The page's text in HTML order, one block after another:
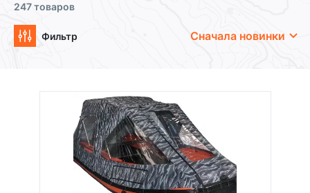
247 товаров
Фильтр Сначала новинки